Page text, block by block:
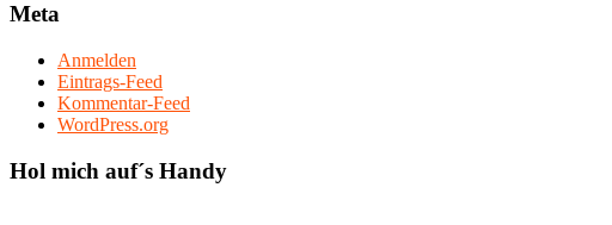
Meta
Anmelden
Eintrags-Feed
Kommentar-Feed
WordPress.org
Hol mich auf´s Handy